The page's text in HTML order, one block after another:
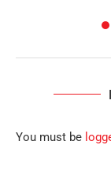
You must be